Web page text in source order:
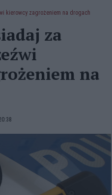
kierowcy zagrożeniem na drogach
za
na